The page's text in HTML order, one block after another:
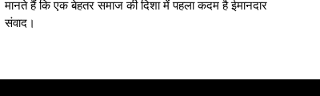
मानते हैं कि एक बेहतर समाज की दिशा में पहला कदम है ईमानदार
संवाद।